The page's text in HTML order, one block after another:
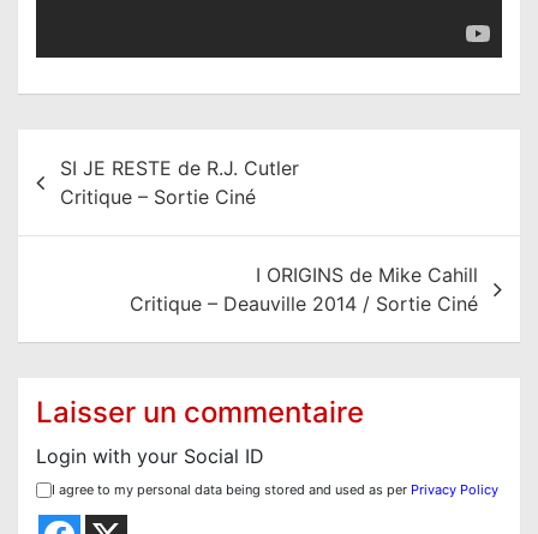
d
SI JE RESTE de R.J. Cutler
Critique – Sortie Ciné
I ORIGINS de Mike Cahill
Critique – Deauville 2014 / Sortie Ciné
Laisser un commentaire
Login with your Social ID
I agree to my personal data being stored and used as per Privacy Policy